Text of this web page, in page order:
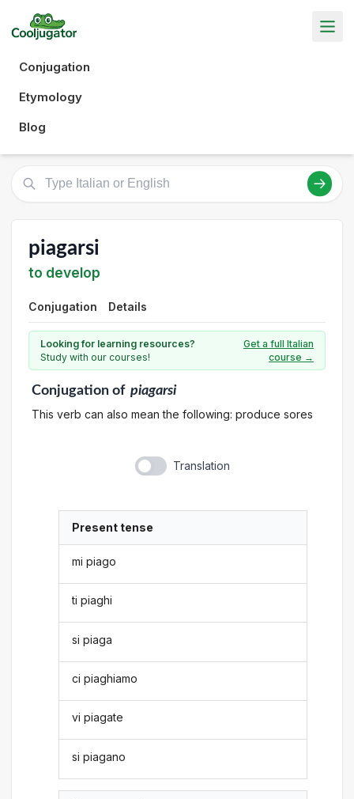
Conjugation
Etymology
Blog
piagarsi
to develop
Conjugation Details
Looking for learning resources?
Study with our courses!
Get a full Italian
course →
Conjugationof piagarsi
This verb can also mean the following: produce sores
Translation
Present tense
mi piago
ti piaghi
si piaga
ci piaghiamo
vi piagate
si piagano